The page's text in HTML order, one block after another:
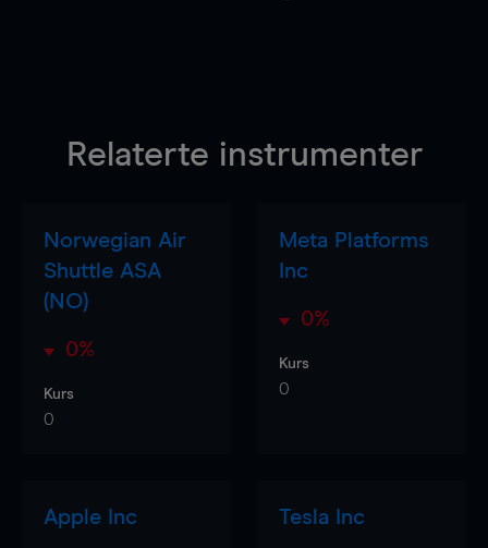
Relaterte instrumenter
Norwegian Air
Shuttle ASA
(NO)
0%
Kurs
0
Meta Platforms
Inc
0%
Kurs
0
Apple Inc Tesla Inc